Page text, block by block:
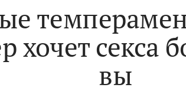
хочет секса
вы